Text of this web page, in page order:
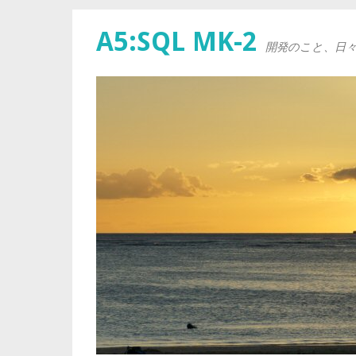
A5:SQL MK-2 開発のこと、日